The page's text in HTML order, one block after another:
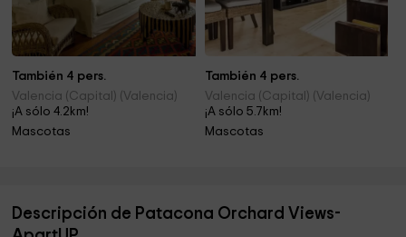
También 4 pers.
Valencia (Capital) (Valencia)
¡A sólo 4.2km!
Mascotas
También 4 pers.
Valencia (Capital) (Valencia)
¡A sólo 5.7km!
Mascotas
Descripción de Patacona Orchard Views-